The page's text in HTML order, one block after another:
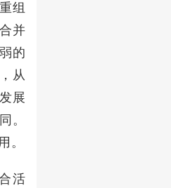
组
并
的
从
展
。
。
活